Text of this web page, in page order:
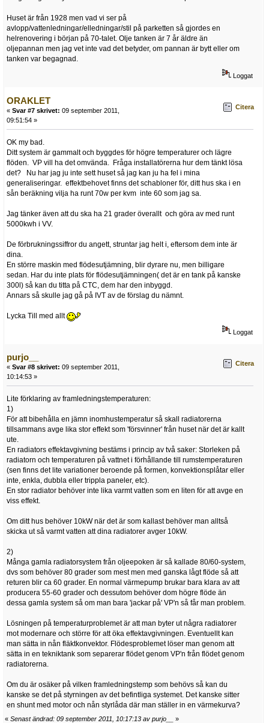
Huset är från 1928 men vad vi ser på
avlopp/vattenledningar/elledningar/stil på parketten så gjordes en
helrenovering i början på 70-talet. Olje tanken är 7 år äldre än
oljepannan men jag vet inte vad det betyder, om pannan är bytt eller om
tanken var begagnad.
Loggat
ORAKLET
« Svar #7 skrivet: 09 september 2011,
09:51:54 »
Citera
OK my bad.
Ditt system är gammalt och byggdes för högre temperaturer och lägre
flöden. VP vill ha det omvända. Fråga installatörerna hur dem tänkt lösa
det? Nu har jag ju inte sett huset så jag kan ju ha fel i mina
generaliseringar. effektbehovet finns det schabloner för, ditt hus ska i en
sån beräkning vilja ha runt 70w per kvm inte 60 som jag sa.
Jag tänker även att du ska ha 21 grader överallt och göra av med runt
5000kwh i VV.
De förbrukningssiffror du angett, struntar jag helt i, eftersom dem inte är
dina.
En större maskin med flödesutjämning, blir dyrare nu, men billigare
sedan. Har du inte plats för flödesutjämningen( det är en tank på kanske
300l) så kan du titta på CTC, dem har den inbyggd.
Annars så skulle jag gå på IVT av de förslag du nämnt.
Lycka Till med allt
Loggat
purjo__
« Svar #8 skrivet: 09 september 2011,
10:14:53 »
Citera
Lite förklaring av framledningstemperaturen:
1)
För att bibehålla en jämn inomhustemperatur så skall radiatorerna
tillsammans avge lika stor effekt som 'försvinner' från huset när det är kallt
ute.
En radiators effektavgivning bestäms i princip av två saker: Storleken på
radiatorn och temperaturen på vattnet i förhållande till rumstemperaturen
(sen finns det lite variationer beroende på formen, konvektionsplåtar eller
inte, enkla, dubbla eller trippla paneler, etc).
En stor radiator behöver inte lika varmt vatten som en liten för att avge en
viss effekt.
Om ditt hus behöver 10kW när det är som kallast behöver man alltså
skicka ut så varmt vatten att dina radiatorer avger 10kW.
2)
Många gamla radiatorsystem från oljeepoken är så kallade 80/60-system,
dvs som behöver 80 grader som mest men med ganska lågt flöde så att
returen blir ca 60 grader. En normal värmepump brukar bara klara av att
producera 55-60 grader och dessutom behöver dom högre flöde än
dessa gamla system så om man bara 'jackar på' VP'n så får man problem.
Lösningen på temperaturproblemet är att man byter ut några radiatorer
mot modernare och större för att öka effektavgivningen. Eventuellt kan
man sätta in nån fläktkonvektor. Flödesproblemet löser man genom att
sätta in en tekniktank som separerar flödet genom VP'n från flödet genom
radiatorerna.
Om du är osäker på vilken framledningstemp som behövs så kan du
kanske se det på styrningen av det befintliga systemet. Det kanske sitter
en shunt med motor och nån styrlåda där man ställer in en värmekurva?
« Senast ändrad: 09 september 2011, 10:17:13 av purjo__
»